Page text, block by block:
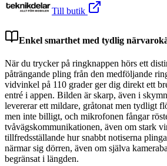
Till butik
Enkel smarthet med tydlig
När du trycker på ringknappen hörs ett
påträngande pling från den medföljande
vidvinkel på 110 grader ger dig direkt ett
entré i appen. Bilden är skarp, även i
levererar ett mildare, gråtonat men tydligt
men inte billigt, och mikrofonen fångar
tvåvägskommunikationen, även om stark
tillfredsställande hur snabbt notiserna
närmar sig dörren, även om själva
begränsat i längden.